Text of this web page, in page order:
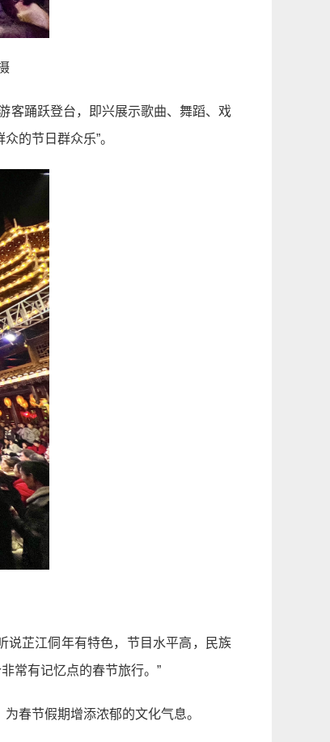
客踊跃登台，即兴展示歌曲、舞蹈、戏
的节日群众乐”。
说芷江侗年有特色，节目水平高，民族
常有记忆点的春节旅行。”
春节假期增添浓郁的文化气息。